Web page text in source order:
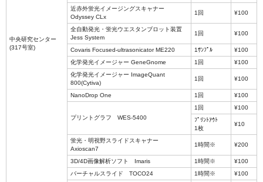
中央研究センター
(317号室)
近赤外蛍光イメージングスキャナー
Odyssey CLx
1回 ¥100
全自動発光・蛍光ウエスタンブロット装置
Jess System
1回 ¥100
Covaris Focused-ultrasonicator ME220 1ｻﾝﾌﾟﾙ
¥100
化学発光イメージャー GeneGnome
1回
¥100
化学発光イメージャー ImageQuant
800(Cytiva)
1回 ¥100
NanoDrop One 1回 ¥100
プリントグラフ WES-5400
1回
¥100
ﾌﾟﾘﾝﾄｱｳﾄ
1枚
¥10
蛍光・明視野スライドスキャナー
Axioscan7
1時間※ ¥200
3D/4D画像解析ソフト Imaris 1時間※
¥100
バーチャルスライド TOCO24
1時間※
¥100